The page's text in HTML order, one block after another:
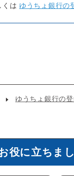
くは ゆうちょ銀行の
ゆうちょ銀行の
役に立ちま